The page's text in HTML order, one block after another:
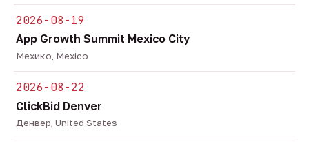
2026-08-19
App Growth Summit Mexico City
Мехико, Mexico
2026-08-22
ClickBid Denver
Денвер, United States